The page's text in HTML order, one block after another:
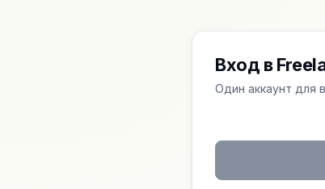
Вход в
Один аккаунт для